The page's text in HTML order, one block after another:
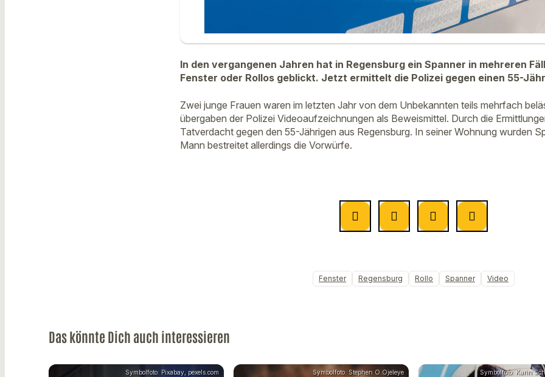
In den vergangenen Jahren hat in Regensburg ein Spanner in mehreren
Fenster oder Rollos geblickt. Jetzt ermittelt die Polizei gegen einen 55-
Zwei junge Frauen waren im letzten Jahr von dem Unbekannten teils mehrfach
übergaben der Polizei Videoaufzeichnungen als Beweismittel. Durch die
Tatverdacht gegen den 55-Jährigen aus Regensburg. In seiner Wohnung wurden
Mann bestreitet allerdings die Vorwürfe.
Fenster Regensburg Rollo Spanner Video
Das könnte Dich auch interessieren
Symbolfoto: Pixabay, pexels.com Symbolfoto: Stephen O.Ojeleye Symbolfoto: Karin